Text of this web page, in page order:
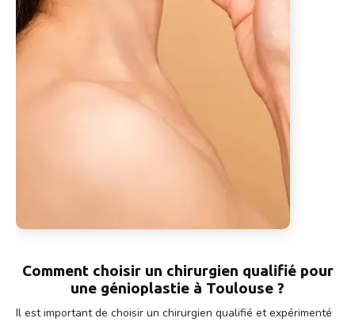
Comment choisir un chirurgien qualifié pour
une génioplastie à Toulouse ?
Il est important de choisir un chirurgien qualifié et expérimenté